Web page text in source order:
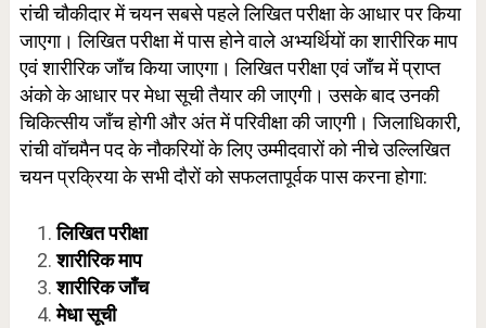
रांची चौकीदार में चयन सबसे पहले लिखित परीक्षा के आधार पर किया
जाएगा। लिखित परीक्षा में पास होने वाले अभ्यर्थियों का शारीरिक माप
एवं शारीरिक जाँच किया जाएगा। लिखित परीक्षा एवं जाँच में प्राप्त
अंको के आधार पर मेधा सूची तैयार की जाएगी। उसके बाद उनकी
चिकित्सीय जाँच होगी और अंत में परिवीक्षा की जाएगी। जिलाधिकारी,
रांची वॉचमैन पद के नौकरियों के लिए उम्मीदवारों को नीचे उल्लिखित
चयन प्रक्रिया के सभी दौरों को सफलतापूर्वक पास करना होगा:
लिखित परीक्षा
शारीरिक माप
शारीरिक जाँच
मेधा सूची